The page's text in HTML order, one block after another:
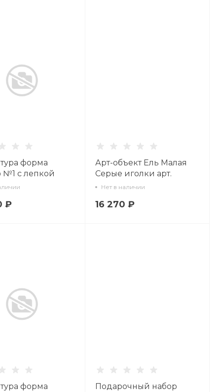
форма
№1 с лепкой
Зелено-
₽
Арт-объект Ель Малая
Серые иголки арт.
62.08485.00.1
Нет в наличии
16 270 ₽
форма
Подарочный набор